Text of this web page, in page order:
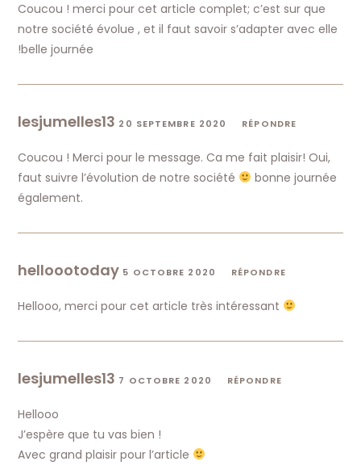
Coucou ! merci pour cet article complet; c’est sur que
notre société évolue , et il faut savoir s’adapter avec elle
!belle journée
lesjumelles13 20 SEPTEMBRE 2020 RÉPONDRE
Coucou ! Merci pour le message. Ca me fait plaisir! Oui,
faut suivre l’évolution de notre société
bonne journée
également.
helloootoday 5 OCTOBRE 2020 RÉPONDRE
Hellooo, merci pour cet article très intéressant
lesjumelles13 7 OCTOBRE 2020 RÉPONDRE
Hellooo
J’espère que tu vas bien !
Avec grand plaisir pour l’article